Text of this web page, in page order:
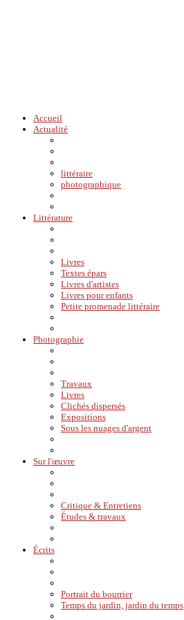
Accueil
Actualité
littéraire
photographique
Littérature
Livres
Textes épars
Livres d'artistes
Livres pour enfants
Petite promenade littéraire
Photographie
Travaux
Livres
Clichés dispersés
Expositions
Sous les nuages d'argent
Sur l'œuvre
Critique & Entretiens
Études & travaux
Écrits
Portrait du bourrier
Temps du jardin, jardin du temps